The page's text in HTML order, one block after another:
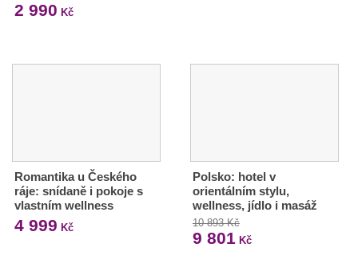
2 990 Kč
Romantika u Českého
ráje: snídaně i pokoje s
vlastním wellness
4 999 Kč
Polsko: hotel v
orientálním stylu,
wellness, jídlo i masáž
10 893 Kč
9 801 Kč